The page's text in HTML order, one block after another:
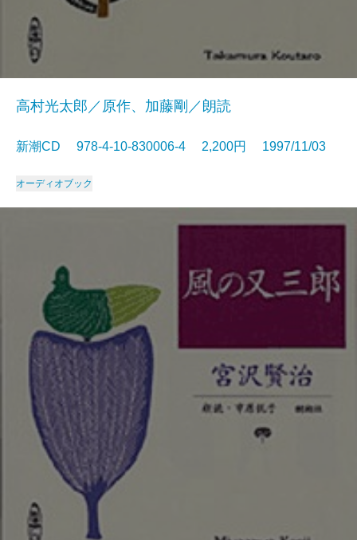
高村光太郎／原作、加藤剛／朗読
新潮CD 978-4-10-830006-4 2,200円 1997/11/03
オーディオブック